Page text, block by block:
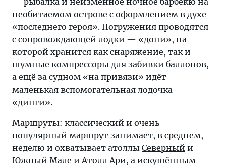
необитаемом острове с оформлением в духе
«последнего героя». Погружения проводятся
с сопровождающей лодки — «дони», на
которой хранится как снаряжение, так и
шумные компрессоры для забивки баллонов,
а ещё за судном «на привязи» идёт
маленькая вспомогательная лодочка —
«динги».
Маршруты: классический и очень
популярный маршрут занимает, в среднем,
неделю и охватывает атоллы Северный и
Южный Мале иАтолл Ари, а искушённым